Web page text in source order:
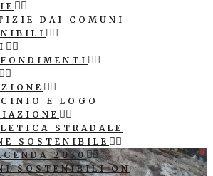
DAI COMUNI
E LOGO
STRADALE
SOSTENIBILE
2030
SOSTENIBILI ON